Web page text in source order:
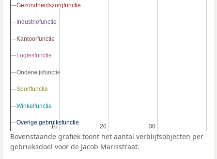
10
10 20
20 30
30
Gezondheidszorgfunctie
Gezondheidszorgfunctie
Industriefunctie
Industriefunctie
Kantoorfunctie
Kantoorfunctie
Logiesfunctie
Logiesfunctie
Onderwijsfunctie
Onderwijsfunctie
Sportfunctie
Sportfunctie
Winkelfunctie
Winkelfunctie
Overige gebruiksfunctie
Overige gebruiksfunctie
Bovenstaande grafiek toont het aantal verblijfsobjecten per
gebruiksdoel voor de Jacob Marisstraat.